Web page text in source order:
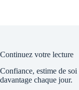
Continuez votre lecture
Confiance, estime de soi
davantage chaque jour.